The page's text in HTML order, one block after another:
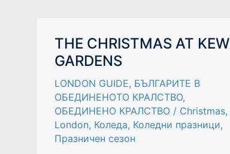
THE CHRISTMAS AT KEW
GARDENS
LONDON GUIDE, БЪЛГАРИТЕ В
ОБЕДИНЕНОТО КРАЛСТВО,
ОБЕДИНЕНО КРАЛСТВО/ Christmas,
London, Коледа, Коледни празници,
Празничен сезон
THE
CHRISTMAS
AT
KEW
GARDENS